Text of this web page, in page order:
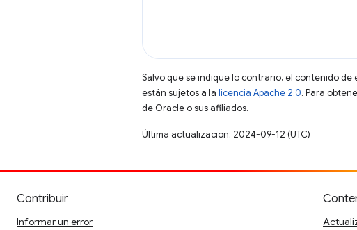
Salvo que se indique lo contrario, el contenido de
están sujetos a la licencia Apache 2.0. Para
de Oracle o sus afiliados.
Última actualización: 2024-09-12 (UTC)
Contribuir
Informar un error